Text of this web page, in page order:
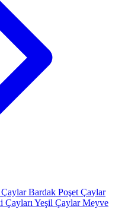
Bardak Poşet Çaylar
Çayları Yeşil ÇaylarMeyve